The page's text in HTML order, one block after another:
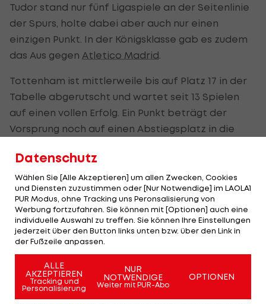
Tudor stand nur fünf Ligaspiele an der Seitenlinie
der Spurs, holte dabei aber auch nur einen
einzigen Punkt. In der Königsklasse gab es zudem
das Aus gegen Atletico Madrid
Tottenham ist mittlerweile bis auf Platz 17 in der
Tabelle abgerutscht und wartet seit 13 Spielen
auf einen vollen Erfolg. Ein Punkt beträgt der
Vorsprung noch auf einen Abstiegsplatz in die
Wunschlösung De Zerbi, Hütter
Kandidat?
Laut diverser Medienberichte ist Roberto De
Zerbi die Wunschlösung. Der Italiener selbst ist
zwar aktuell ohne Klub, könne sich ein
Engagement aber wohl erst ab Sommer
vorstellen.
Datenschutz
Wählen Sie [Alle Akzeptieren] um allen Zwecken, Cookies
und Diensten zuzustimmen oder [Nur Notwendige] im LAOLA1
PUR Modus, ohne Tracking uns Peronsalisierung von
Werbung fortzufahren. Sie können mit [Optionen] auch eine
individuelle Auswahl zu treffen. Sie können Ihre Einstellungen
jederzeit über den Button links unten bzw. über den Link in
der Fußzeile anpassen.
ALLE
AKZEPTIEREN
Tracking und
Personalisierung
NUR
NOTWENDIGE
Weiter mit PUR-Abo
OPTIONEN